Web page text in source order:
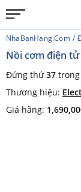
NhaBanHang.com
Nồi cơm điện tử
Đứng thứ37 trong
Thương hiệu:
Giá hãng: